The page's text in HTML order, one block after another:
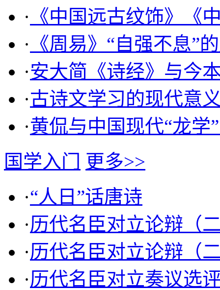
· 《中国远古纹饰》《
· 《周易》“自强不息”
·安大简《诗经》与今
·古诗文学习的现代意
·黄侃与中国现代“龙学
国学入门 更多>>
·“人日”话唐诗
·历代名臣对立论辩（
·历代名臣对立论辩（
·历代名臣对立奏议选